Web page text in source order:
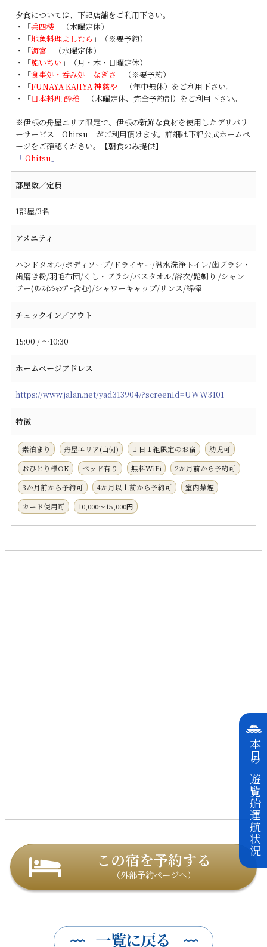
本日の遊覧船運航状況
夕食については、下記店舗をご利用下さい。
・「兵四楼 」（木曜定休）
・「地魚料理よしむら 」（※要予約）
・「海宮 」（水曜定休）
・「鮨いちい 」（月・木・日曜定休）
・「食事処・呑み処 なぎさ 」（※要予約）
・「FUNAYA KAJIYA 神慈や 」（年中無休）をご利用下さい。
・「日本料理 酔雅 」（木曜定休、完全予約制）をご利用下さい。
※伊根の舟屋エリア限定で、伊根の新鮮な食材を使用したデリバリ
ーサービス Ohitsu がご利用頂けます。詳細は下記公式ホームペ
ージをご確認ください。【朝食のみ提供】
「Ohitsu 」
部屋数／定員
1部屋/3名
アメニティ
ハンドタオル/ボディソープ/ドライヤー/温水洗浄トイレ/歯ブラシ・
歯磨き粉/羽毛布団/くし・ブラシ/バスタオル/浴衣/髭剃り /シャン
プー(ﾘﾝｽｲﾝｼｬﾝﾌﾟｰ含む)/シャワーキャップ/リンス/綿棒
チェックイン／アウト
15:00 / ～10:30
ホームページアドレス
https://www.jalan.net/yad313904/?screenId=UWW3101
特徴
素泊まり 舟屋エリア(山側) １日１組限定のお宿
幼児可
おひとり様OK
ベッド有り 無料WiFi
2か月前から予約可
3か月前から予約可
4か月以上前から予約可
室内禁煙
カード使用可
10,000～15,000円
この宿を予約する
（外部予約ページへ）